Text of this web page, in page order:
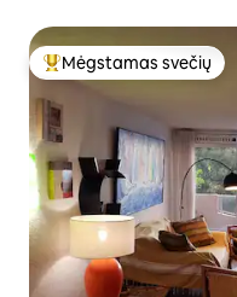
Svečių mėgstamiausias
Mėgstamas svečių